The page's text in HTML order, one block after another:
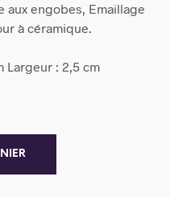
aux engobes, Emaillage
à céramique.
Largeur : 2,5 cm